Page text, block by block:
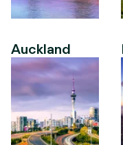
Auckland